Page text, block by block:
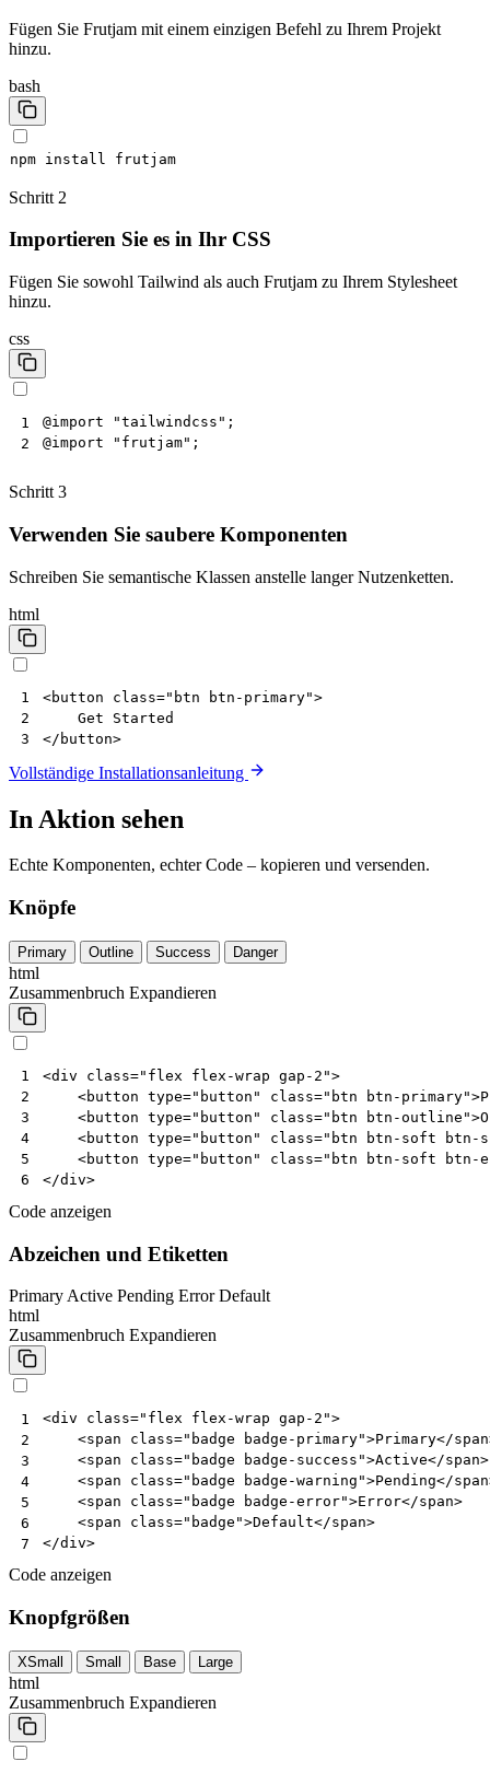
Fügen Sie Frutjam mit einem einzigen Befehl zu Ihrem Projekt
hinzu.
bash
npm install
Schritt 2
Importieren Sie es in Ihr CSS
Fügen Sie sowohl Tailwind als auch Frutjam zu Ihrem Stylesheet
hinzu.
css
1
2
@import "tailwindcss" ;
@import "frutjam" ;
Schritt 3
Verwenden Sie saubere Komponenten
Schreiben Sie semantische Klassen anstelle langer Nutzenketten.
html
1
2
3
<button class="btn btn-primary">
</ button>
Vollständige Installationsanleitung
In Aktion sehen
Echte Komponenten, echter Code – kopieren und versenden.
Knöpfe
Primary Outline Success Danger
html
Zusammenbruch Expandieren
1
2
3
4
5
6
<div class="flex flex-wrap gap-2">
<button type="button" class="btn btn-primary">
<button type="button" class="btn btn-outline">
<button type="button" class="btn btn-soft btn-
<button type="button" class="btn btn-soft btn-
</div>
Code anzeigen
Abzeichen und Etiketten
Primary Active Pending Error Default
html
Zusammenbruch Expandieren
1
2
3
4
5
6
7
<div class="flex flex-wrap gap-2">
<span class="badge badge-primary">Primary</span
<span class="badge badge-success">Active</span>
<span class="badge badge-warning">Pending</span
<span class="badge badge-error">Error</span>
<span class="badge">Default</span>
</div>
Code anzeigen
Knopfgrößen
XSmall Small Base Large
html
Zusammenbruch Expandieren